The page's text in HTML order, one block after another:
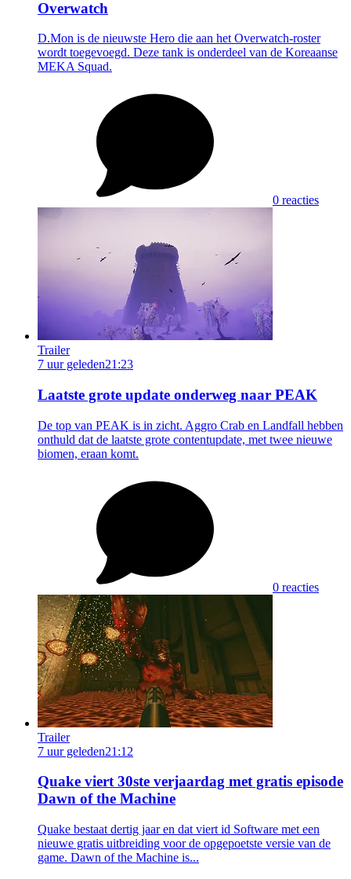
Overwatch
D.Mon is de nieuwste Hero die aan het Overwatch-roster
wordt toegevoegd. Deze tank is onderdeel van de Koreaanse
MEKA Squad.
0 reacties
Trailer
7 uur geleden21:23
Laatste grote update onderweg naar PEAK
De top van PEAK is in zicht. Aggro Crab en Landfall hebben
onthuld dat de laatste grote contentupdate, met twee nieuwe
biomen, eraan komt.
0 reacties
Trailer
7 uur geleden21:12
Quake viert 30ste verjaardag met gratis episode
Dawn of the Machine
Quake bestaat dertig jaar en dat viert id Software met een
nieuwe gratis uitbreiding voor de opgepoetste versie van de
game. Dawn of the Machine is...